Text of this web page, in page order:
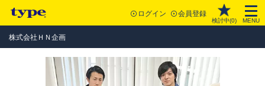
ログイン 会員登録
検討中(0) MENU
株式会社ＨＮ企画